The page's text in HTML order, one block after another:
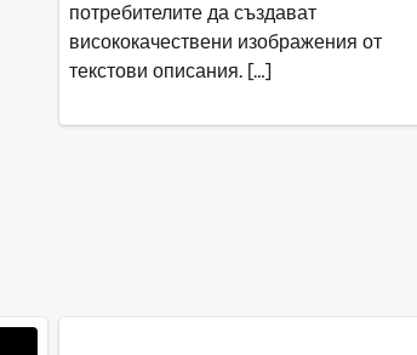
потребителите да създават
висококачествени изображения от
текстови описания. […]